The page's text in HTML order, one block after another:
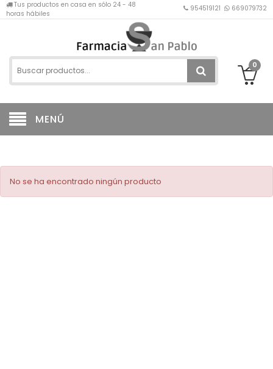
Tus productos en casa en sólo 24 - 48
horas hábiles
954519121 669079732
0
MENÚ
No se ha encontrado ningún producto